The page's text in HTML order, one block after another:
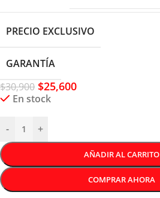
PRECIO EXCLUSIVO
GARANTÍA
$30,900 $25,600
En stock
- +
AÑADIR AL CARRITO
COMPRAR AHORA